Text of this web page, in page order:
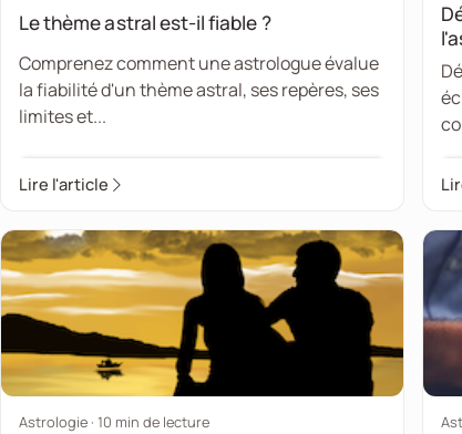
Le thème astral est-il fiable ?
Comprenez comment une astrologue évalue
la fiabilité d'un thème astral, ses repères, ses
limites et...
Lire l'article
Astrologie · 10 min de lecture